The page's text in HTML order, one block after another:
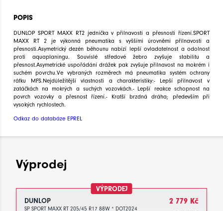
POPIS
DUNLOP SPORT MAXX RT2 jednička v přilnavosti a přesnosti řízení.SPORT
MAXX RT 2 je výkonná pneumatika s vyššími úrovněmi přilnavosti a
přesnosti.Asymetrický dezén běhounu nabízí lepší ovladatelnost a odolnost
proti aquaplaningu. Souvislé středové žebro zvyšuje stabilitu a
přesnost.Asymetrické uspořádání drážek pak zvyšuje přilnavost na mokrém i
suchém povrchu.Ve vybraných rozměrech má pneumatika systém ochrany
ráfku MFS.Nejdůležitější vlastnosti a charakteristiky:- Lepší přilnavost v
zatáčkách na mokrých a suchých vozovkách.- Lepší reakce schopnost na
povrch vozovky a přesnost řízení.- Kratší brzdná dráha; především při
vysokých rychlostech.
Odkaz do databáze EPREL
Výprodej
VÝPRODEJ
DUNLOP
SP SPORT MAXX RT 205/45 R17 88W * DOT2024
2 779 Kč